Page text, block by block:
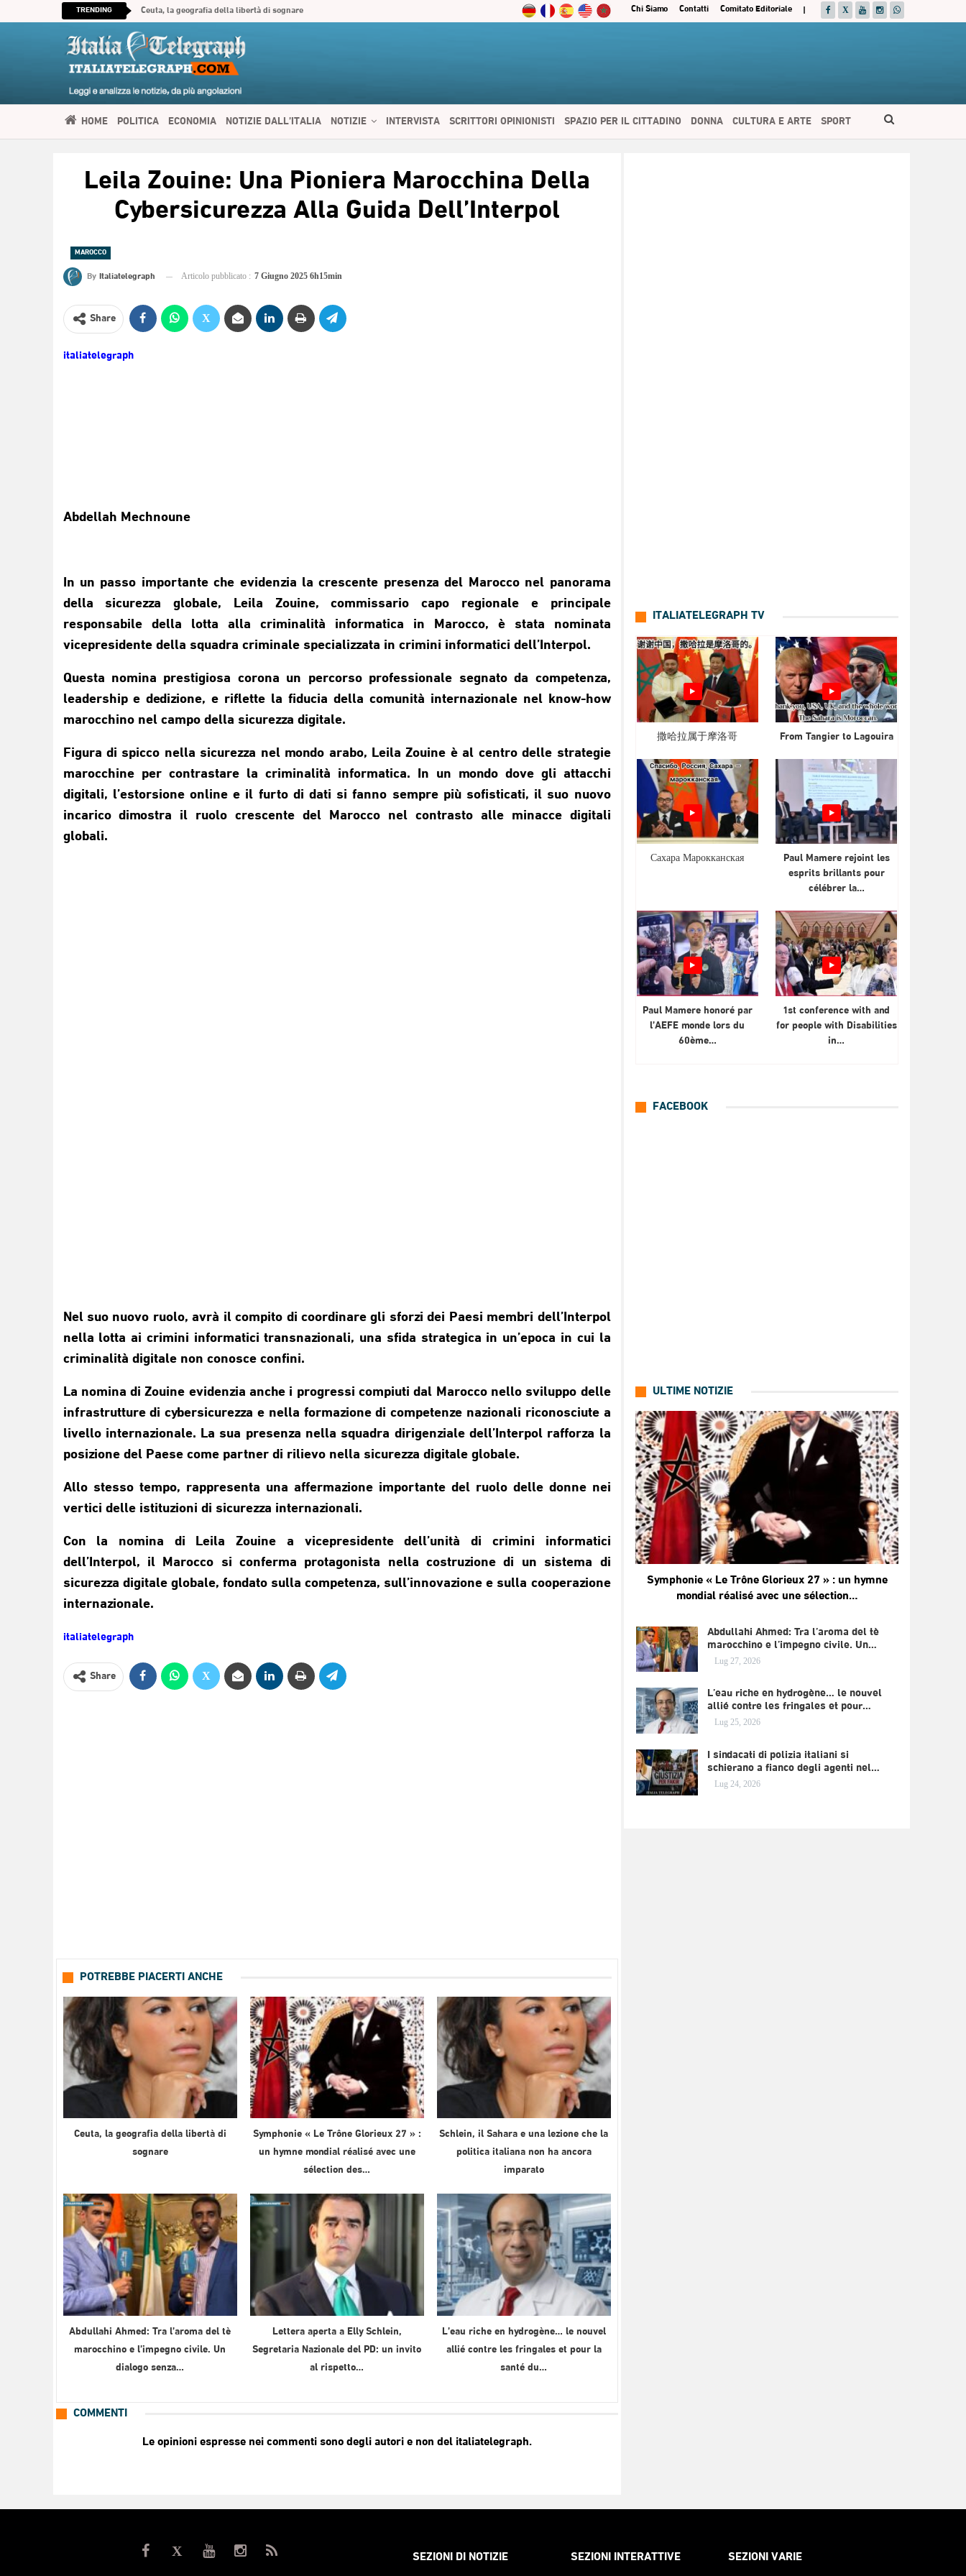
|
Comitato Editoriale
Contatti
Chi Siamo
TRENDING Ceuta, la geografia della libertà di sognare
HOME POLITICA ECONOMIA NOTIZIE DALL’ITALIA NOTIZIE INTERVISTA SCRITTORI OPINIONISTI SPAZIO PER IL CITTADINO DONNA CULTURA E ARTE SPORT
العربية
Leila Zouine: Una Pioniera Marocchina Della
Cybersicurezza Alla Guida Dell’Interpol
MAROCCO
By Italiatelegraph Articolo pubblicato : 7 Giugno 2025 6h15min
Share
italiatelegraph
Abdellah Mechnoune
In un passo importante che evidenzia la crescente presenza del Marocco nel panorama
della sicurezza globale, Leila Zouine, commissario capo regionale e principale
responsabile della lotta alla criminalità informatica in Marocco, è stata nominata
vicepresidente della squadra criminale specializzata in crimini informatici dell’Interpol.
Questa nomina prestigiosa corona un percorso professionale segnato da competenza,
leadership e dedizione, e riflette la fiducia della comunità internazionale nel know-how
marocchino nel campo della sicurezza digitale.
Figura di spicco nella sicurezza nel mondo arabo, Leila Zouine è al centro delle strategie
marocchine per contrastare la criminalità informatica. In un mondo dove gli attacchi
digitali, l’estorsione online e il furto di dati si fanno sempre più sofisticati, il suo nuovo
incarico dimostra il ruolo crescente del Marocco nel contrasto alle minacce digitali
globali.
Nel suo nuovo ruolo, avrà il compito di coordinare gli sforzi dei Paesi membri dell’Interpol
nella lotta ai crimini informatici transnazionali, una sfida strategica in un’epoca in cui la
criminalità digitale non conosce confini.
La nomina di Zouine evidenzia anche i progressi compiuti dal Marocco nello sviluppo delle
infrastrutture di cybersicurezza e nella formazione di competenze nazionali riconosciute a
livello internazionale. La sua presenza nella squadra dirigenziale dell’Interpol rafforza la
posizione del Paese come partner di rilievo nella sicurezza digitale globale.
Allo stesso tempo, rappresenta una affermazione importante del ruolo delle donne nei
vertici delle istituzioni di sicurezza internazionali.
Con la nomina di Leila Zouine a vicepresidente dell’unità di crimini informatici
dell’Interpol, il Marocco si conferma protagonista nella costruzione di un sistema di
sicurezza digitale globale, fondato sulla competenza, sull’innovazione e sulla cooperazione
internazionale.
italiatelegraph
Share
POTREBBE PIACERTI ANCHE
Ceuta, la geografia della libertà di
sognare
Symphonie « Le Trône Glorieux 27 » :
un hymne mondial réalisé avec une
sélection des…
Schlein, il Sahara e una lezione che la
politica italiana non ha ancora
imparato
Abdullahi Ahmed: Tra l’aroma del tè
marocchino e l’impegno civile. Un
dialogo senza…
Lettera aperta a Elly Schlein,
Segretaria Nazionale del PD: un invito
al rispetto…
L’eau riche en hydrogène… le nouvel
allié contre les fringales et pour la
santé du…
COMMENTI
Le opinioni espresse nei commenti sono degli autori e non del italiatelegraph.
ITALIATELEGRAPH TV
撒哈拉属于摩洛哥 From Tangier to Lagouira
Сахара Марокканская
Paul Mamere rejoint les
esprits brillants pour
célébrer la…
Paul Mamere honoré par
l’AEFE monde lors du
60ème…
1st conference with and
for people with Disabilities
in…
FACEBOOK
ULTIME NOTIZIE
Symphonie « Le Trône Glorieux 27 » : un hymne
mondial réalisé avec une sélection…
Abdullahi Ahmed: Tra l’aroma del tè
marocchino e l’impegno civile. Un…
Lug 27, 2026
L’eau riche en hydrogène… le nouvel
allié contre les fringales et pour…
Lug 25, 2026
I sindacati di polizia italiani si
schierano a fianco degli agenti nel…
Lug 24, 2026
SEZIONI DI NOTIZIE SEZIONI INTERATTIVE SEZIONI VARIE